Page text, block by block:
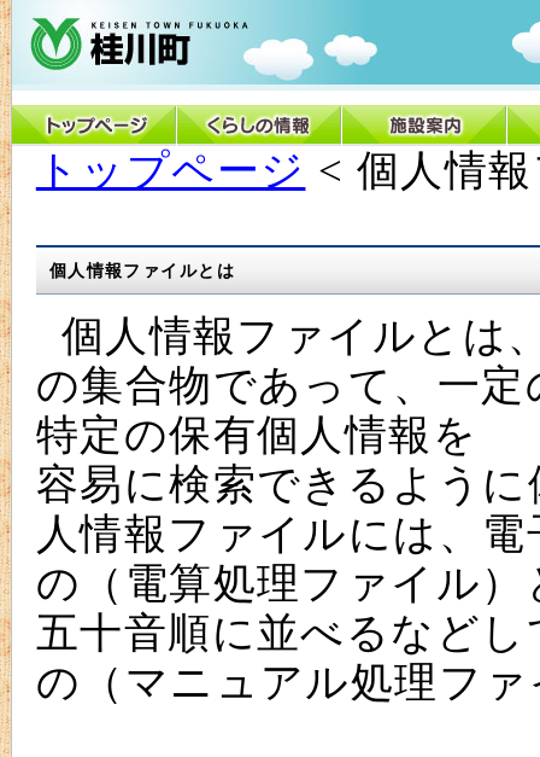
トップページ < 個人情
個人情報ファイルとは
個人情報ファイルとは
の集合物であって、一
特定の保有個人情報を
容易に検索できるよう
人情報ファイルには、
の（電算処理ファイル）
五十音順に並べるなど
の（マニュアル処理フ